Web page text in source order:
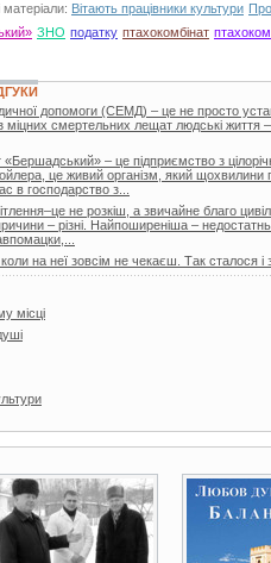
матеріали: Вітають працівники культури
ЗНО податку птахокомбінат
допомоги (СЕМД) – це не просто
міцних смертельних лещат людські життя
– це підприємство з
це живий організм, який щохвилини
в господарство з...
не розкіш, а звичайне благо
– різні. Найпоширеніша –
на неї зовсім не чекаєш. Так сталося
місці
2 фото 4 фото